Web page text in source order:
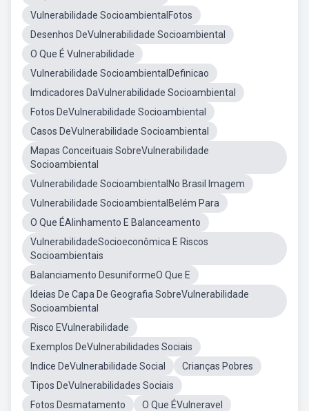
Vulnerabilidade SocioambientalFotos
Desenhos DeVulnerabilidade Socioambiental
O Que É Vulnerabilidade
Vulnerabilidade SocioambientalDefinicao
Imdicadores DaVulnerabilidade Socioambiental
Fotos DeVulnerabilidade Socioambiental
Casos DeVulnerabilidade Socioambiental
Mapas Conceituais SobreVulnerabilidade
Socioambiental
Vulnerabilidade SocioambientalNo Brasil Imagem
Vulnerabilidade SocioambientalBelém Para
O Que ÉAlinhamento E Balanceamento
VulnerabilidadeSocioeconômica E Riscos
Socioambientais
Balanciamento DesuniformeO Que E
Ideias De Capa De Geografia SobreVulnerabilidade
Socioambiental
Risco EVulnerabilidade
Exemplos DeVulnerabilidades Sociais
Indice DeVulnerabilidade Social
Crianças Pobres
Tipos DeVulnerabilidades Sociais
Fotos Desmatamento
O Que ÉVulneravel